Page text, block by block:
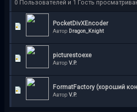
0 Пользователей и 1 Гость
PocketDivXEncoder
Автор Dragon_Knight
picturestoexe
Автор V.P.
FormatFactory (хороший
Автор V.P.